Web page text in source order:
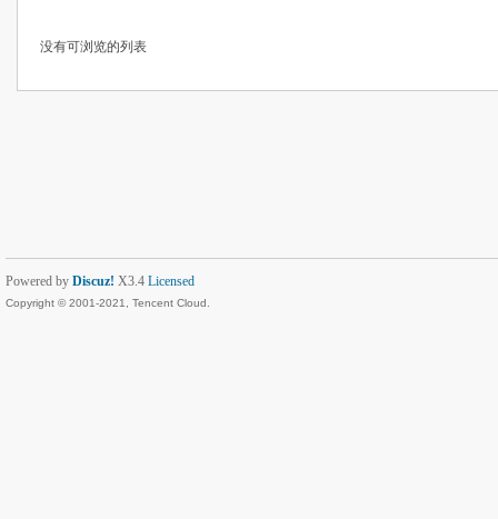
没有可浏览的列表
Powered by Discuz! X3.4 Licensed
Copyright © 2001-2021, Tencent Cloud.